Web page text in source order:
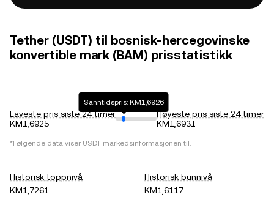
Tether (USDT) til bosnisk-hercegovinske
konvertible mark (BAM) prisstatistikk
Laveste pris siste 24 timer
KM1,6925
Sanntidspris: KM1,6926
Høyeste pris siste 24 timer
KM1,6931
*Følgende data viser USDT markedsinformasjonen til.
Historisk toppnivå
KM1,7261
Historisk bunnivå
KM1,6117